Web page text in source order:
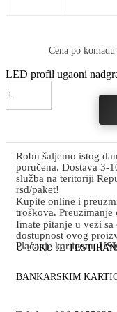
Cena po komadu
LED profil ugaoni
Robu šaljemo istog
poručena. Dostava 3-
služba na teritoriji
rsd/paket!
Kupite online i
troškova.
Imate pitanje u vezi
dostupnost ovog
Plaćanje karticom:
U TOKU JE
BANKARSKIM